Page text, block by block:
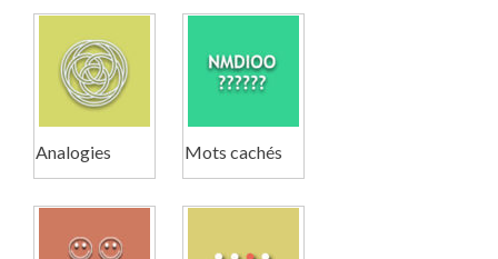
Analogies Mots cachés